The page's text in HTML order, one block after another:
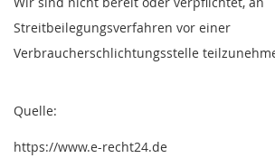
Streitbeilegungsverfahren vor einer
Verbraucherschlichtungsstelle
Quelle:
https://www.e-recht24.de